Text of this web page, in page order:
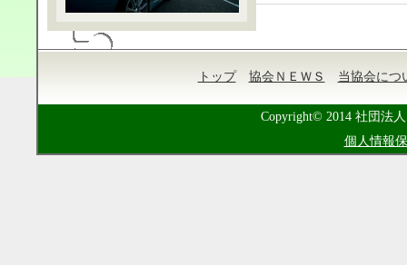
トップ 協会ＮＥＷＳ 当協会につ
Copyright© 2014 社団法
個人情報